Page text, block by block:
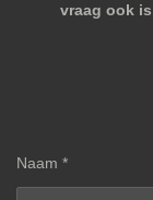
vraag ook
Naam *